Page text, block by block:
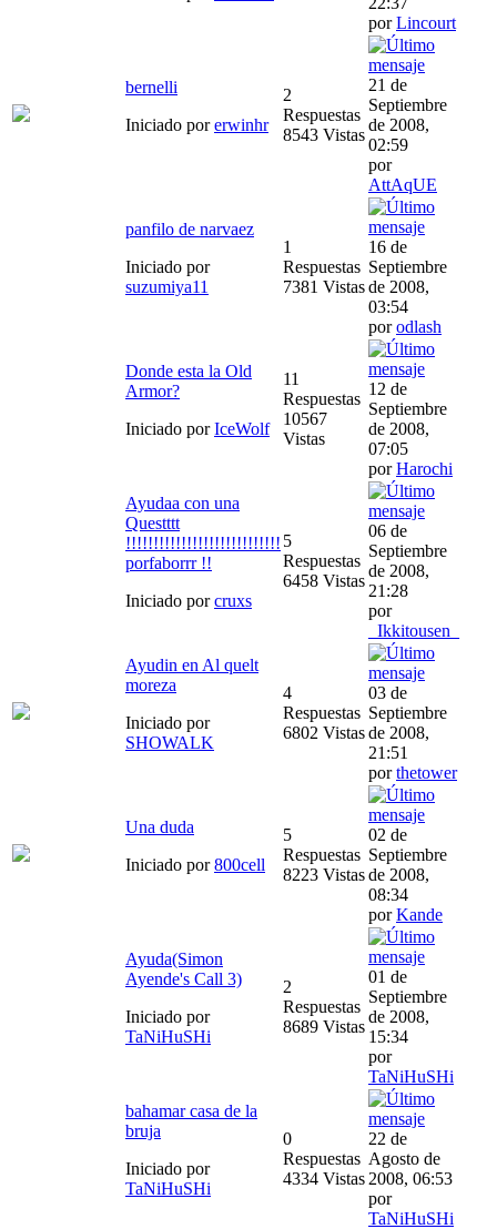
porLincourt
bernelli
Iniciado porerwinhr
2
Respuestas
8543 Vistas
21 de
Septiembre
de 2008,
02:59
por
AttAqUE
panfilo de narvaez
Iniciado por
suzumiya11
1
Respuestas
7381 Vistas
16 de
Septiembre
de 2008,
03:54
porodlash
Donde esta la Old
Armor?
Iniciado porIceWolf
11
Respuestas
10567
Vistas
12 de
Septiembre
de 2008,
07:05
porHarochi
Ayudaa con una
Questttt
!!!!!!!!!!!!!!!!!!!!!!!!!!!!
porfaborrr !!
Iniciado porcruxs
5
Respuestas
6458 Vistas
06 de
Septiembre
de 2008,
21:28
por
_Ikkitousen_
Ayudin en Al quelt
moreza
Iniciado por
SHOWALK
4
Respuestas
6802 Vistas
03 de
Septiembre
de 2008,
21:51
porthetower
Una duda
Iniciado por800cell
5
Respuestas
8223 Vistas
02 de
Septiembre
de 2008,
08:34
porKande
Ayuda(Simon
Ayende's Call 3)
Iniciado por
TaNiHuSHi
2
Respuestas
8689 Vistas
01 de
Septiembre
de 2008,
15:34
por
TaNiHuSHi
bahamar casa de la
bruja
Iniciado por
TaNiHuSHi
0
Respuestas
4334 Vistas
22 de
Agosto de
2008, 06:53
por
TaNiHuSHi